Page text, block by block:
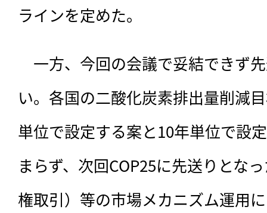
ラインを定めた。
一方、今回の会議で妥結できず
い。各国の二酸化炭素排出量削減
単位で設定する案と10年単位で設
まらず、次回COP25に先送りとな
権取引）等の市場メカニズム運用